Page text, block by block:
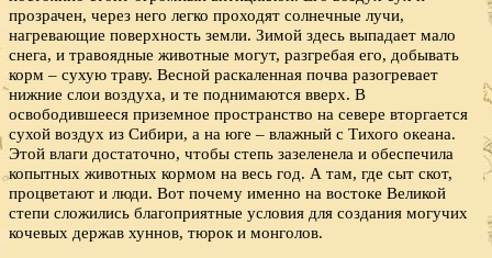
прозрачен, через него легко проходят солнечные лучи,
нагревающие поверхность земли. Зимой здесь выпадает мало
снега, и травоядные животные могут, разгребая его, добывать
корм – сухую траву. Весной раскаленная почва разогревает
нижние слои воздуха, и те поднимаются вверх. В
освободившееся приземное пространство на севере вторгается
сухой воздух из Сибири, а на юге – влажный с Тихого океана.
Этой влаги достаточно, чтобы степь зазеленела и обеспечила
копытных животных кормом на весь год. А там, где сыт скот,
процветают и люди. Вот почему именно на востоке Великой
степи сложились благоприятные условия для создания могучих
кочевых держав хуннов, тюрок и монголов.